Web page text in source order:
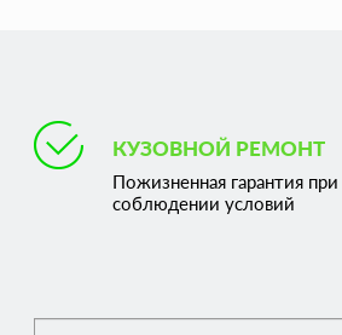
КУЗОВНОЙ РЕМОНТ
Пожизненная гарантия при
соблюдении условий